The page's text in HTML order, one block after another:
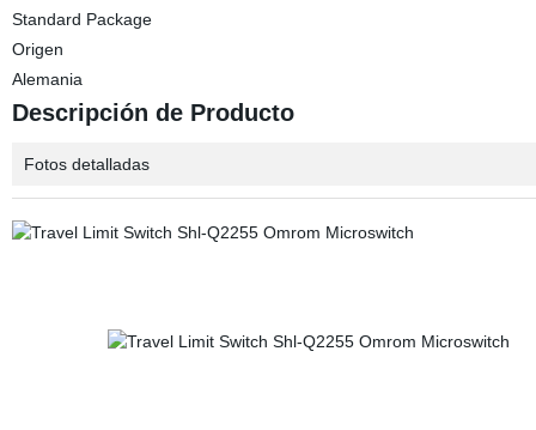
Standard Package
Origen
Alemania
Descripción de Producto
Fotos detalladas